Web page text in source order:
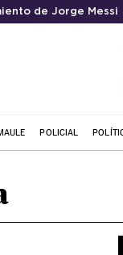
de Jorge Messi
POLICIAL